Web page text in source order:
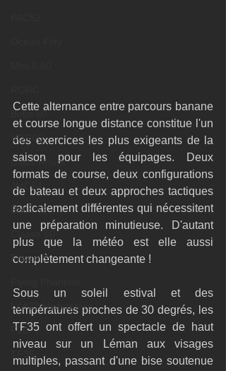
Botin 80
VOR60
Class Rhum
JMD54
Botin 52
Classe 50
Figaro 3
L&#39;Hydroptère
F18
TF35
Cette alternance entre parcours banane
et course longue distance constitue l'un
des exercices les plus exigeants de la
saison pour les équipages. Deux
formats de course, deux configurations
de bateau et deux approches tactiques
radicalement différentes qui nécessitent
une préparation minutieuse. D'autant
plus que la météo est elle aussi
complètement changeante !
Sous un soleil estival et des
températures proches de 30 degrés, les
TF35 ont offert un spectacle de haut
niveau sur un Léman aux visages
multiples, passant d'une bise soutenue